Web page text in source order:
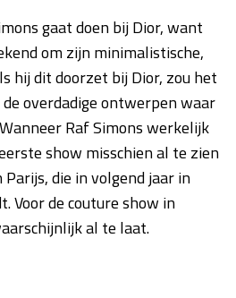
gaat doen bij Dior, want
om zijn minimalistische,
hij dit doorzet bij Dior, zou het
overdadige ontwerpen waar
Raf Simons werkelijk
show misschien al te zien
Parijs, die in volgend jaar in
Voor de couture show in
al te laat.